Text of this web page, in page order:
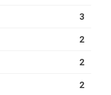
3
2
2
2